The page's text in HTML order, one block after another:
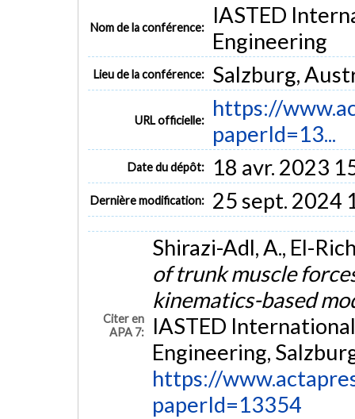
Nom de la conférence:
IASTED
Engineering
Lieu de la conférence: Salzburg,
URL officielle:
https://
paperId=13...
Date du dépôt: 18 avr. 2023
Dernière modification: 25 sept. 2024
Citer en
APA 7:
Shirazi-Adl, A., El-
of trunk muscle
kinematics-based
IASTED
Engineering,
https://
paperId=13354